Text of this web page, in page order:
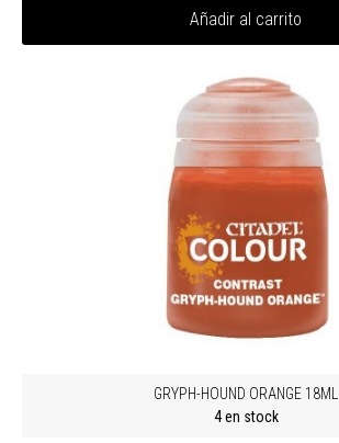
Añadir al carrito
GRYPH-HOUND ORANGE 18ML
4 en stock